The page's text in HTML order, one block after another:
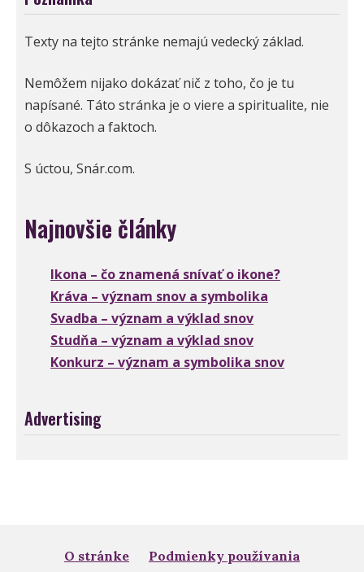
Texty na tejto stránke nemajú vedecký základ.
Nemôžem nijako dokázať nič z toho, čo je tu
napísané. Táto stránka je o viere a spiritualite, nie
o dôkazoch a faktoch.
S úctou, Snár.com.
Najnovšie články
Ikona – čo znamená snívať o ikone?
Kráva – význam snov a symbolika
Svadba – význam a výklad snov
Studňa – význam a výklad snov
Konkurz – význam a symbolika snov
Advertising
O stránke
Podmienky používania